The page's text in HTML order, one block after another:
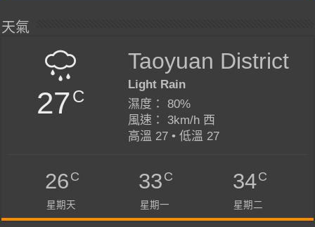
天氣
27C
Taoyuan District
Light Rain
濕度： 80%
風速： 3km/h 西
高溫 27 • 低溫 27
26C
星期天
33C
星期一
34C
星期二